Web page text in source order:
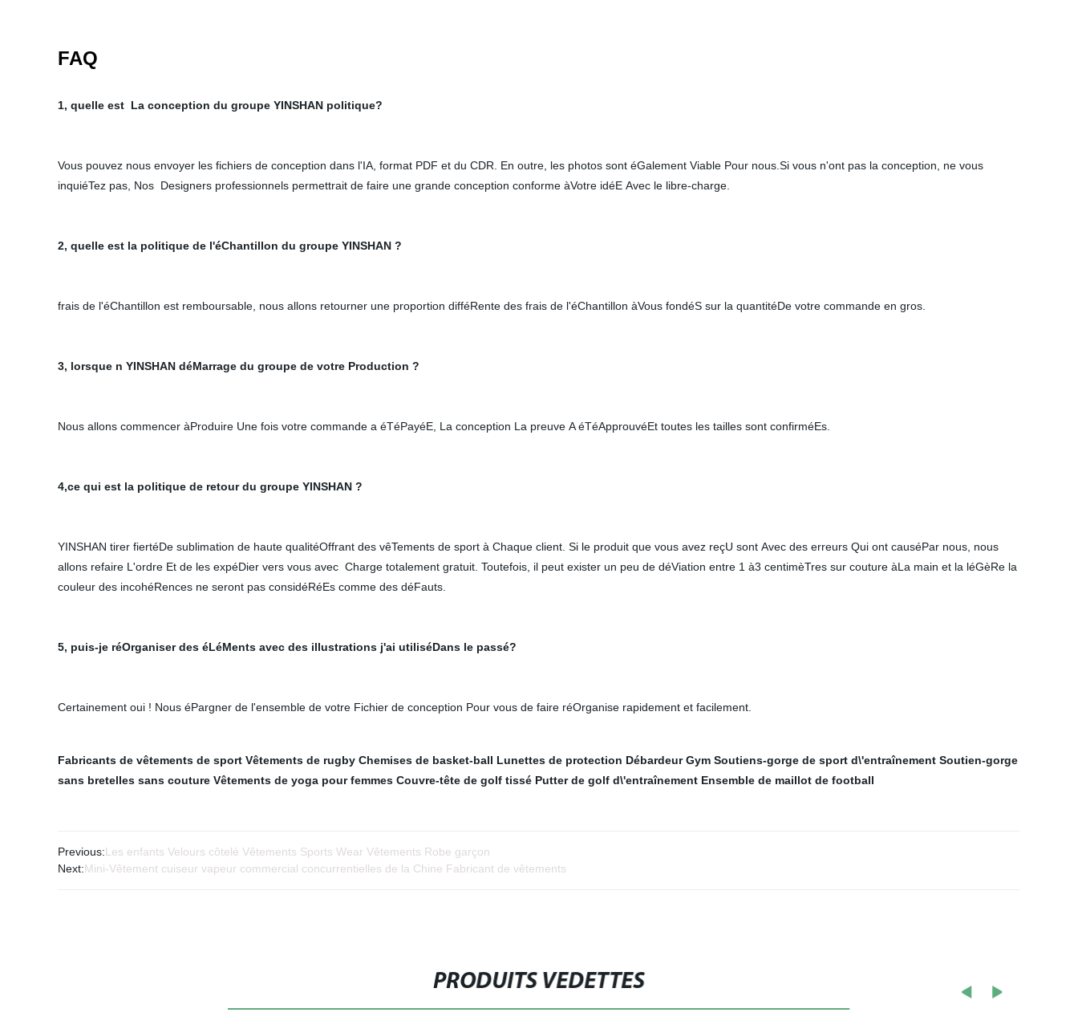
FAQ
1, quelle est La conception du groupe YINSHAN politique?
Vous pouvez nous envoyer les fichiers de conception dans l'IA, format PDF et du CDR. En outre, les photos sont éGalement Viable Pour nous.Si vous n'ont pas la conception, ne vous
inquiéTez pas, Nos Designers professionnels permettrait de faire une grande conception conforme àVotre idéE Avec le libre-charge.
2, quelle est la politique de l'éChantillon du groupe YINSHAN ?
frais de l'éChantillon est remboursable, nous allons retourner une proportion difféRente des frais de l'éChantillon àVous fondéS sur la quantitéDe votre commande en gros.
3, lorsque n YINSHAN déMarrage du groupe de votre Production ?
Nous allons commencer àProduire Une fois votre commande a éTéPayéE, La conception La preuve A éTéApprouvéEt toutes les tailles sont confirméEs.
4,ce qui est la politique de retour du groupe YINSHAN ?
YINSHAN tirer fiertéDe sublimation de haute qualitéOffrant des vêTements de sport à Chaque client. Si le produit que vous avez reçU sont Avec des erreurs Qui ont causéPar nous, nous
allons refaire L'ordre Et de les expéDier vers vous avec Charge totalement gratuit. Toutefois, il peut exister un peu de déViation entre 1 à3 centimèTres sur couture àLa main et la léGèRe la
couleur des incohéRences ne seront pas considéRéEs comme des déFauts.
5, puis-je réOrganiser des éLéMents avec des illustrations j'ai utiliséDans le passé?
Certainement oui ! Nous éPargner de l'ensemble de votre Fichier de conception Pour vous de faire réOrganise rapidement et facilement.
Fabricants de vêtements de sport Vêtements de rugby Chemises de basket-ball Lunettes de protection Débardeur Gym Soutiens-gorge de sport d\'entraînement Soutien-gorge
sans bretelles sans couture Vêtements de yoga pour femmes Couvre-tête de golf tissé Putter de golf d\'entraînement Ensemble de maillot de football
Previous:Les enfants Velours côtelé Vêtements Sports Wear Vêtements Robe garçon
Next:Mini-Vêtement cuiseur vapeur commercial concurrentielles de la Chine Fabricant de vêtements
PRODUITS VEDETTES